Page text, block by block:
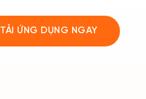
TẢI ỨNG DỤNG NGAY